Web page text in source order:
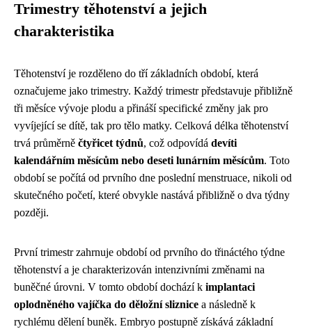
Trimestry těhotenství a jejich
charakteristika
Těhotenství je rozděleno do tří základních období, která
označujeme jako trimestry. Každý trimestr představuje přibližně
tři měsíce vývoje plodu a přináší specifické změny jak pro
vyvíjející se dítě, tak pro tělo matky. Celková délka těhotenství
trvá průměrně čtyřicet týdnů, což odpovídá devíti
kalendářním měsícům nebo deseti lunárním měsícům. Toto
období se počítá od prvního dne poslední menstruace, nikoli od
skutečného početí, které obvykle nastává přibližně o dva týdny
později.
První trimestr zahrnuje období od prvního do třináctého týdne
těhotenství a je charakterizován intenzivními změnami na
buněčné úrovni. V tomto období dochází k implantaci
oplodněného vajíčka do děložní sliznice a následně k
rychlému dělení buněk. Embryo postupně získává základní